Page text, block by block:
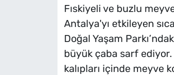
Fıskiyeli ve buzlu
Antalya'yı etkileyen
Doğal Yaşam
büyük çaba sarf ediyor.
kalıpları içinde meyve